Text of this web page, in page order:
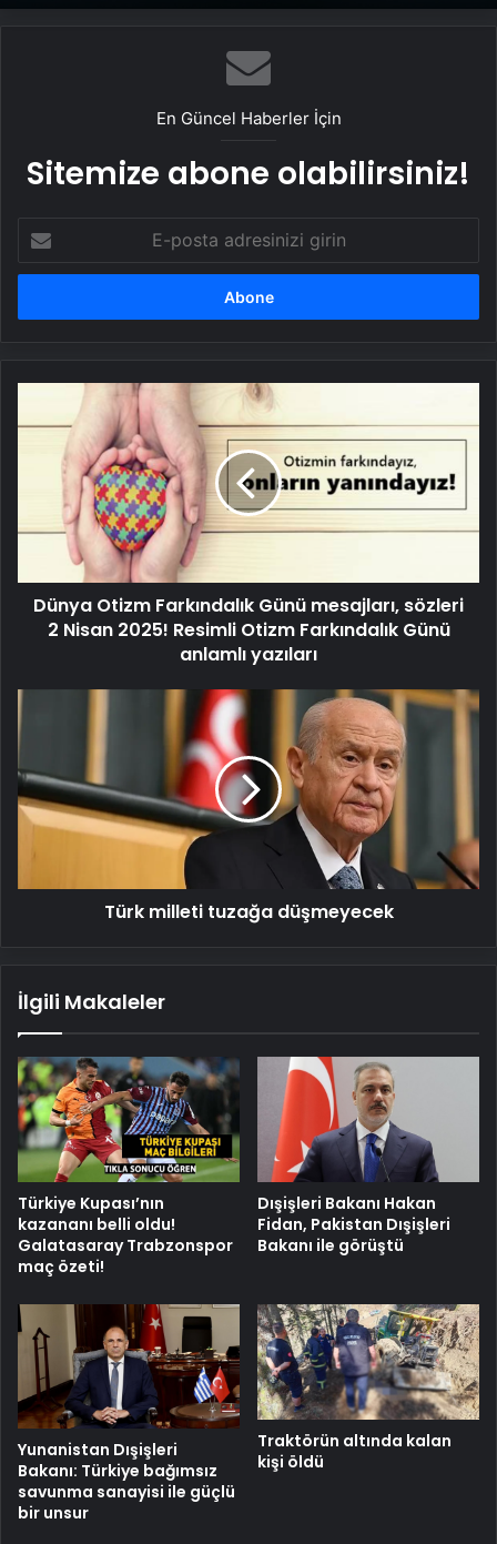
Politikası ve Hakan Fidan Faktörü
En Güncel Haberler İçin
Sitemize abone olabilirsiniz!
posta
adresinizi
Farkındalık
mesajları,
2
2025!
Resimli
Otizm
Dünya Otizm Farkındalık Günü mesajları, sözleri
2 Nisan 2025! Resimli Otizm Farkındalık Günü
anlamlı yazıları
Türk
tuzağa
düşmeyecek
Türk milleti tuzağa düşmeyecek
İlgili Makaleler
Türkiye Kupası’nın
kazananı belli oldu!
Galatasaray Trabzonspor
maç özeti!
Dışişleri Bakanı Hakan
Fidan, Pakistan Dışişleri
Bakanı ile görüştü
Yunanistan Dışişleri
Bakanı: Türkiye bağımsız
savunma sanayisi ile güçlü
bir unsur
Traktörün altında kalan
kişi öldü